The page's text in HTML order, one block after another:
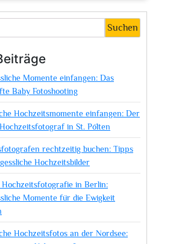
einer
transparenten
Suchen
Momente einfangen: Das
Baby Fotoshooting
Hochzeitsmomente einfangen: Der
in St. Pölten
rechtzeitig buchen: Tipps
Hochzeitsbilder
Hochzeitsfotografie in Berlin:
Momente für die Ewigkeit
Hochzeitsfotos an der Nordsee: